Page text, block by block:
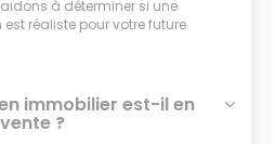
à déterminer si une
réaliste pour votre future
immobilier est-il en
vente ?